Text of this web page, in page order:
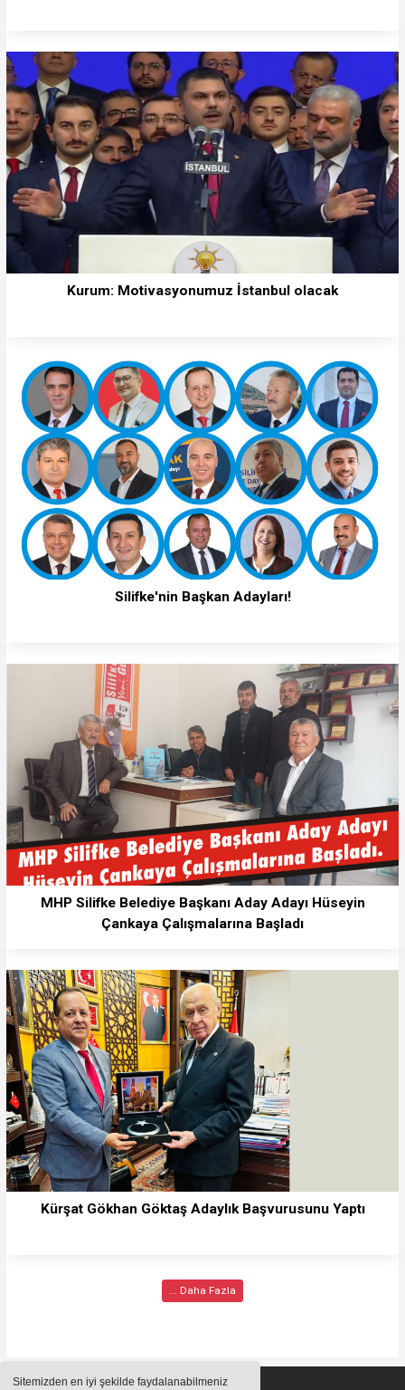
Sitemizden en iyi şekilde faydalanabilmeniz
Kurum: Motivasyonumuz İstanbul olacak
Silifke'nin Başkan Adayları!
MHP Silifke Belediye Başkanı Aday Adayı Hüseyin
Çankaya Çalışmalarına Başladı
Kürşat Gökhan Göktaş Adaylık Başvurusunu Yaptı
... Daha Fazla